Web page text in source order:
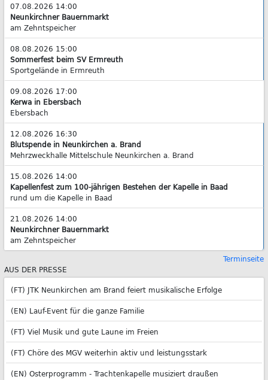
07.08.2026 14:00
Neunkirchner Bauernmarkt
am Zehntspeicher
08.08.2026 15:00
Sommerfest beim SV Ermreuth
Sportgelände in Ermreuth
09.08.2026 17:00
Kerwa in Ebersbach
Ebersbach
12.08.2026 16:30
Blutspende in Neunkirchen a. Brand
Mehrzweckhalle Mittelschule Neunkirchen a. Brand
15.08.2026 14:00
Kapellenfest zum 100-jährigen Bestehen der Kapelle in Baad
rund um die Kapelle in Baad
21.08.2026 14:00
Neunkirchner Bauernmarkt
am Zehntspeicher
Terminseite
AUS DER PRESSE
(FT) JTK Neunkirchen am Brand feiert musikalische Erfolge
(EN) Lauf-Event für die ganze Familie
(FT) Viel Musik und gute Laune im Freien
(FT) Chöre des MGV weiterhin aktiv und leistungsstark
(EN) Osterprogramm - Trachtenkapelle musiziert draußen